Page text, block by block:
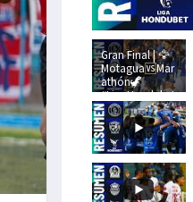
Gran Final | 🦅
Motagua🆚Mar
athón🦖
#LigaHondubet